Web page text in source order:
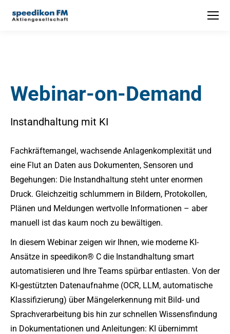
Webinar-on-Demand
Instandhaltung mit KI
Fachkräftemangel, wachsende Anlagenkomplexität und
eine Flut an Daten aus Dokumenten, Sensoren und
Begehungen: Die Instandhaltung steht unter enormen
Druck. Gleichzeitig schlummern in Bildern, Protokollen,
Plänen und Meldungen wertvolle Informationen – aber
manuell ist das kaum noch zu bewältigen.
In diesem Webinar zeigen wir Ihnen, wie moderne KI-
Ansätze in speedikon® C die Instandhaltung smart
automatisieren und Ihre Teams spürbar entlasten. Von der
KI-gestützten Datenaufnahme (OCR, LLM, automatische
Klassifizierung) über Mängelerkennung mit Bild- und
Sprachverarbeitung bis hin zur schnellen Wissensfindung
in Dokumentationen und Anleitungen: KI übernimmt